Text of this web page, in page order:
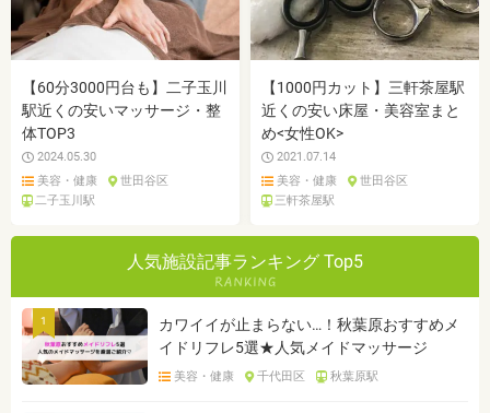
【60分3000円台も】二子玉川
駅近くの安いマッサージ・整
体TOP3
2024.05.30
美容・健康
世田谷区
二子玉川駅
【1000円カット】三軒茶屋駅
近くの安い床屋・美容室まと
め<女性OK>
2021.07.14
美容・健康
世田谷区
三軒茶屋駅
人気施設記事ランキング Top5
1
カワイイが止まらない…！秋葉原おすすめメ
イドリフレ5選★人気メイドマッサージ
美容・健康 千代田区 秋葉原駅